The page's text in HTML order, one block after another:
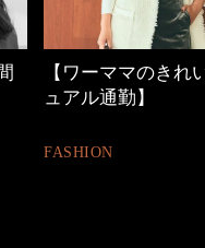
働く女性のバッグ